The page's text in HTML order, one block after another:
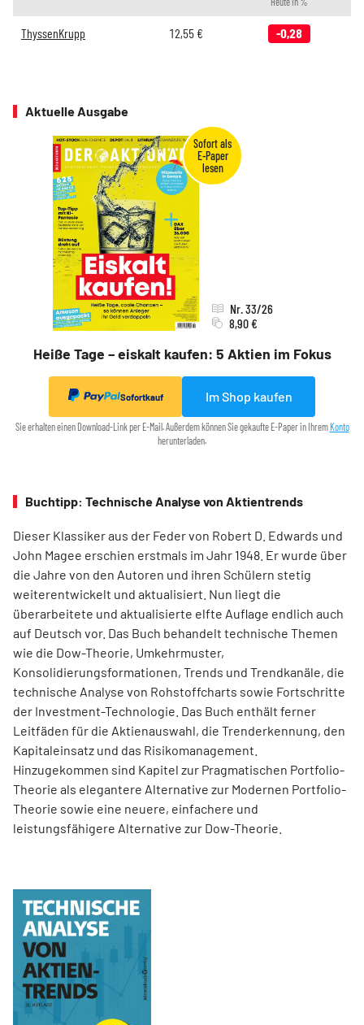
ThyssenKrupp 12,55 € -0,28
Aktuelle Ausgabe
Heiße Tage – eiskalt kaufen: 5 Aktien im Fokus
Nr. 33/26
8,90 €
Sofortkauf Im Shop kaufen
Sie erhalten einen Download-Link per E-Mail. Außerdem können Sie gekaufte E-Paper in Ihrem Konto
herunterladen.
Buchtipp: Technische Analyse von Aktientrends
Dieser Klassiker aus der Feder von Robert D. Edwards und
John Magee erschien erstmals im Jahr 1948. Er wurde über
die Jahre von den Autoren und ihren Schülern stetig
weiterentwickelt und aktualisiert. Nun liegt die
überarbeitete und aktualisierte elfte Auflage endlich auch
auf Deutsch vor. Das Buch behandelt technische Themen
wie die Dow-Theorie, Umkehrmuster,
Konsolidierungsformationen, Trends und Trend­kanäle, die
technische Analyse von Rohstoffcharts sowie Fortschritte
der Investment-Technologie. Das Buch enthält ferner
Leitfäden für die Aktienauswahl, die Trenderkennung, den
Kapitaleinsatz und das Risikomanagement.
Hinzugekommen sind Kapitel zur Pragmatischen Portfolio-
Theorie als elegantere Alternative zur Modernen Portfolio-
Theorie sowie eine neuere, einfachere und
leistungsfähigere Alternative zur Dow-Theorie.